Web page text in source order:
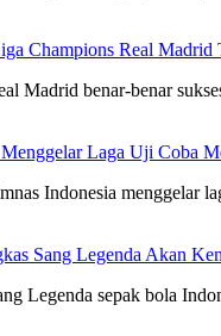
Champions Real
Madrid benar-benar
Laga Uji Coba
Indonesia menggelar
Sang Legenda Akan
Legenda sepak bola